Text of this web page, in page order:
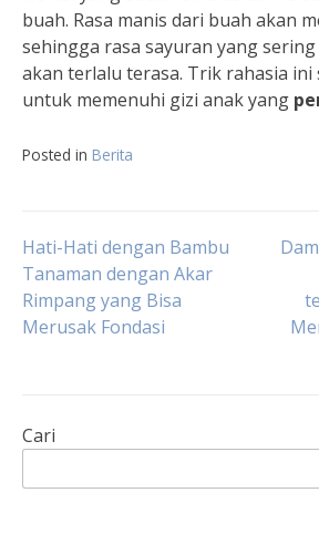
buah. Rasa manis dari buah akan
sehingga rasa sayuran yang
akan terlalu terasa. Trik rahasia
untuk memenuhi gizi anak yang
Posted in Berita
Navigasi
pos
Hati-Hati dengan Bambu
Tanaman dengan Akar
Rimpang yang Bisa
Merusak Fondasi
Cari